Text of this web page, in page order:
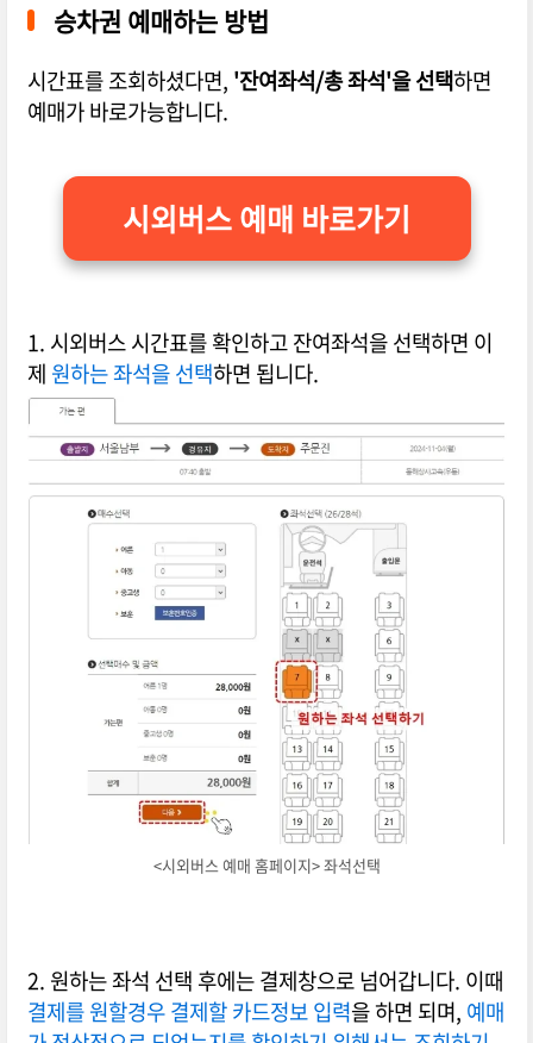
승차권 예매하는 방법
시간표를 조회하셨다면, '잔여좌석/총 좌석'을 선택하면
예매가 바로가능합니다.
시외버스 예매 바로가기
1. 시외버스 시간표를 확인하고 잔여좌석을 선택하면 이
제 원하는 좌석을 선택하면 됩니다.
<시외버스 예매 홈페이지> 좌석선택
2. 원하는 좌석 선택 후에는 결제창으로 넘어갑니다. 이때
결제를 원할경우 결제할 카드정보 입력을 하면 되며, 예매